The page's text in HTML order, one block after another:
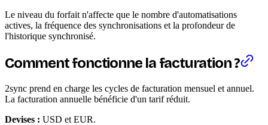
Le niveau du forfait n'affecte que le nombre d'automatisations
actives, la fréquence des synchronisations et la profondeur de
l'historique synchronisé.
Comment fonctionne la facturation ?
2sync prend en charge les cycles de facturation mensuel et annuel.
La facturation annuelle bénéficie d'un tarif réduit.
Devises : USD et EUR.